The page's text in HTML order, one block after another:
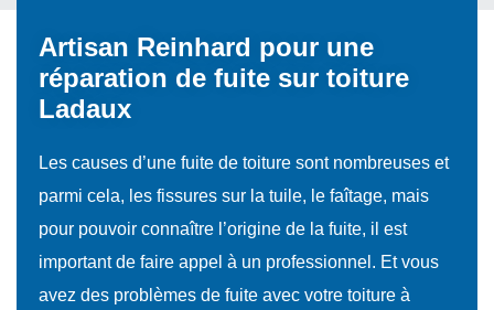
Artisan Reinhard pour une
réparation de fuite sur toiture
Ladaux
Les causes d’une fuite de toiture sont nombreuses et
parmi cela, les fissures sur la tuile, le faîtage, mais
pour pouvoir connaître l’origine de la fuite, il est
important de faire appel à un professionnel. Et vous
avez des problèmes de fuite avec votre toiture à